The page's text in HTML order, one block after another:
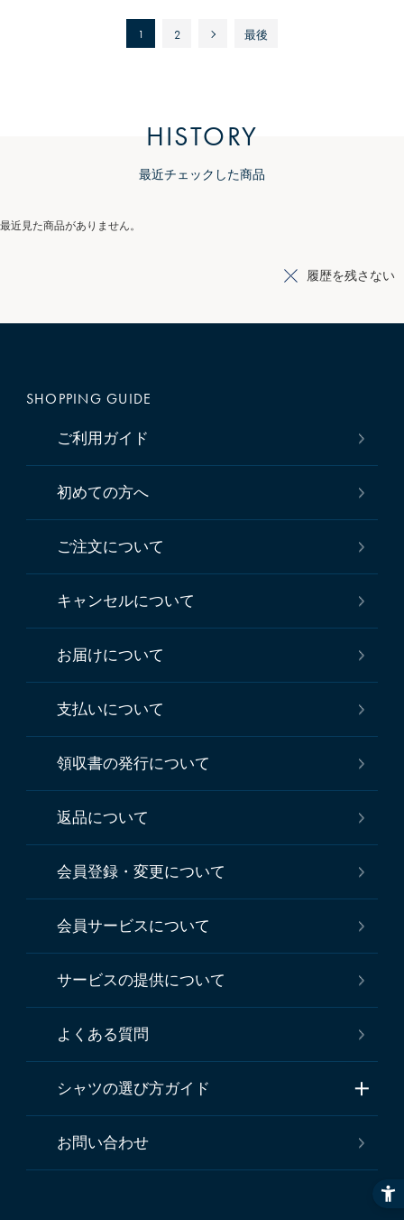
1 2 最後
HISTORY
最近チェックした商品
最近見た商品がありません。
履歴を残さない
SHOPPING GUIDE
ご利用ガイド
初めての方へ
ご注文について
キャンセルについて
お届けについて
支払いについて
領収書の発行について
返品について
会員登録・変更について
会員サービスについて
サービスの提供について
よくある質問
シャツの選び方ガイド
お問い合わせ